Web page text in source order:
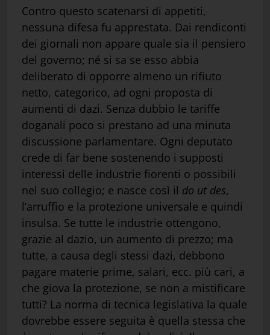
Contro questo scatenarsi di appetiti,
nessuna difesa fu apprestata. Dai rendiconti
dei giornali non appare quale sia il pensiero
del governo; né si sa se esso abbia
deliberato di opporre almeno un rifiuto
netto, categorico, ad ogni proposta di
aumenti di dazi. Senza dubbio le tariffe
doganali poco si prestano ad una minuta
discussione parlamentare. Ogni deputato
crede di far bene sostenendo i supposti
interessi delle industrie fiorenti o possibili
nel suo collegio; e nasce così il do ut des,
l’arruffio e la protezione universale e quindi
insulsa. Se tutte le industrie ottengono,
grazie al dazio, un aumento di prezzo; ma
tutte, a causa degli stessi dazi, debbono
pagare materie prime, salari, ecc. più cari, a
che giova la protezione, se non a mistificare
tutti? La norma di tecnica legislativa la quale
dovrebbe essere seguita è quella stessa che